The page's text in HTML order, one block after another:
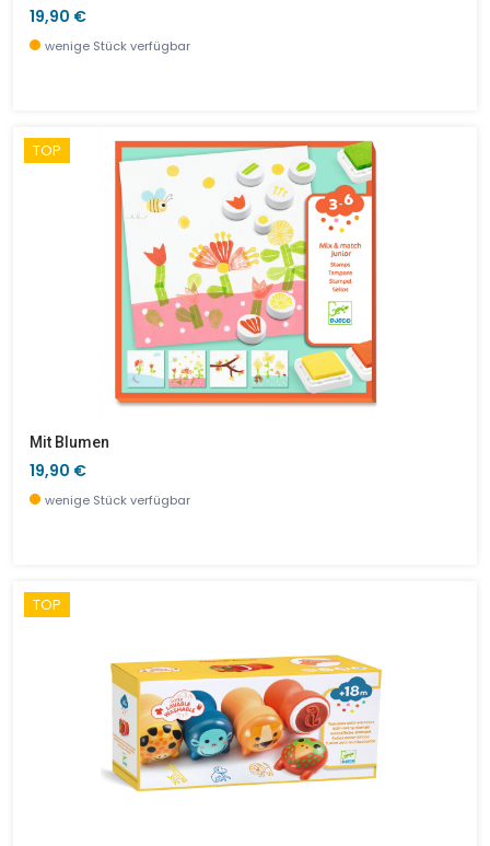
19,90 €
wenige Stück verfügbar
TOP
Mit Blumen
19,90 €
wenige Stück verfügbar
TOP